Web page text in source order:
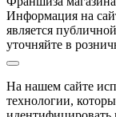
Информация на
является
уточняйте в
На нашем сайте
технологии,